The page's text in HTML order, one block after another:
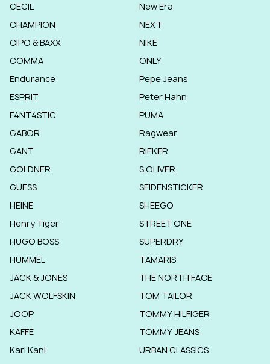
CECIL
CHAMPION
CIPO & BAXX
COMMA
Endurance
ESPRIT
F4NT4STIC
GABOR
GANT
GOLDNER
GUESS
HEINE
Henry Tiger
HUGO BOSS
HUMMEL
JACK & JONES
JACK WOLFSKIN
JOOP
KAFFE
Karl Kani
New Era
NEXT
NIKE
ONLY
Pepe Jeans
Peter Hahn
PUMA
Ragwear
RIEKER
S.OLIVER
SEIDENSTICKER
SHEEGO
STREET ONE
SUPERDRY
TAMARIS
THE NORTH FACE
TOM TAILOR
TOMMY HILFIGER
TOMMY JEANS
URBAN CLASSICS